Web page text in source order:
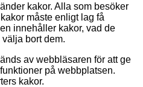
kakor. Alla som besöker
måste enligt lag få
innehåller kakor, vad de
bort dem.
av webbläsaren för att ge
på webbplatsen.
kakor.